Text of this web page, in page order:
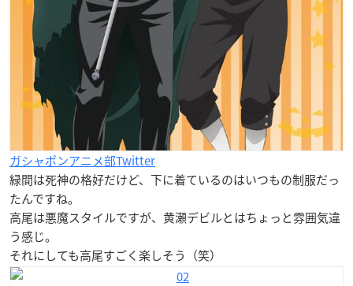
ガシャポンアニメ部Twitter
緑間は死神の格好だけど、下に着ているのはいつもの制服だっ
たんですね。
高尾は悪魔スタイルですが、黄瀬デビルとはちょっと雰囲気違
う感じ。
それにしても高尾すごく楽しそう（笑）